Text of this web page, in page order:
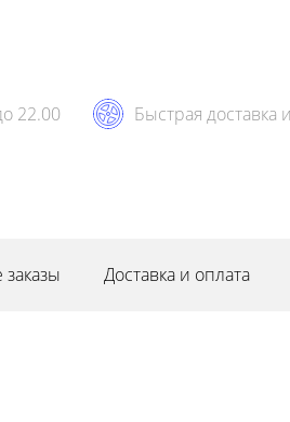
22.00 Быстрая доставка
Доставка и оплата